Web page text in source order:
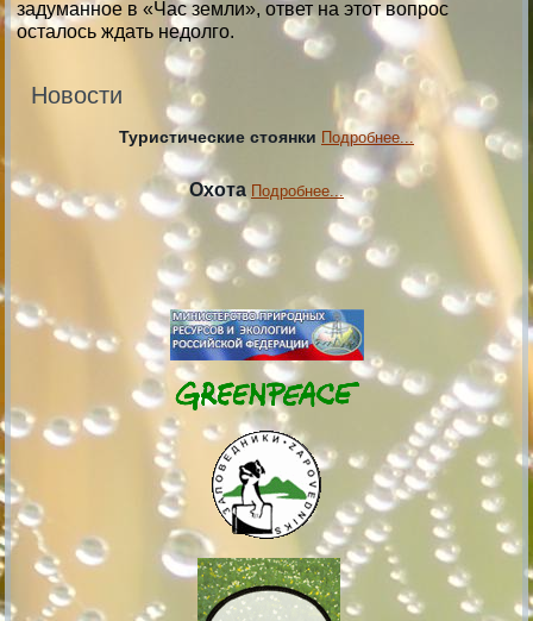
задуманное в «Час земли», ответ на этот вопрос
осталось ждать недолго.
Новости
Туристические стоянки Подробнее...
Охота Подробнее...